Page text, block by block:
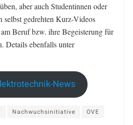
aber auch Studentinnen oder
gedrehten Kurz-Videos
Beruf bzw. ihre Begeisterung für
Details ebenfalls unter
News
Nachwuchsinitiative OVE